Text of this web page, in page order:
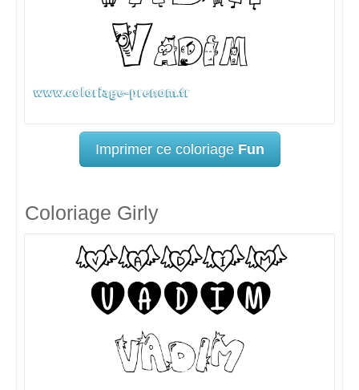
Imprimer ce coloriage Fun
Coloriage Girly